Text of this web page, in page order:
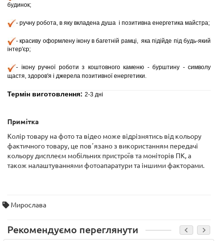
будинок;
- ручну робота, в яку вкладена душа і позитивна енергетика майстра;
- красиву оформлену ікону в багетній рамці, яка підійде під будь-який
інтер'єр;
- ікону ручної роботи з коштовного каменю - бурштину - символу
щастя, здоров'я і джерела позитивної енергетики.
Термін виготовлення: 2-3 дні
Примітка
Колір товару на фото та відео може відрізнятись від кольору
фактичного товару, це повʼязано з використанням передачі
кольору дисплеєм мобільних пристроїв та моніторів ПК, а
також налаштуваннями фотоапаратури та іншими факторами.
Мирослава
Рекомендуємо переглянути